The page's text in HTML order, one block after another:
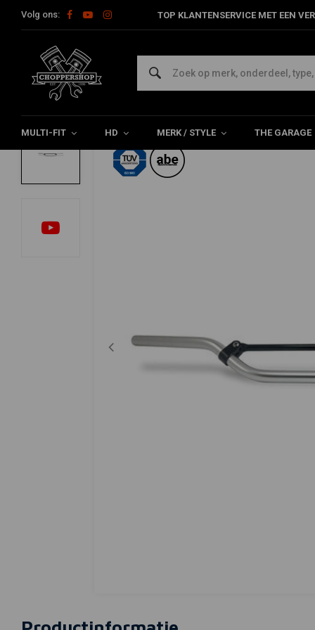
Volg ons: TOP KLANTENSERVICE MET EEN
MULTI-FIT HD MERK / STYLE THE GARAGE
Home 22 mm Moto Cross stuur hoog MCL155C
TRW
22 mm Moto Cross stuur hoog MCL155C